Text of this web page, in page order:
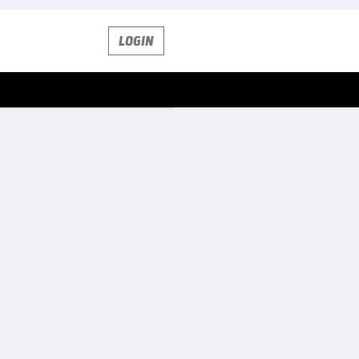
LOGIN